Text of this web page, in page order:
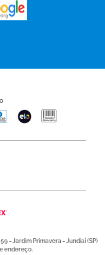
- Jardim Primavera - Jundiaí (SP)
endereço.